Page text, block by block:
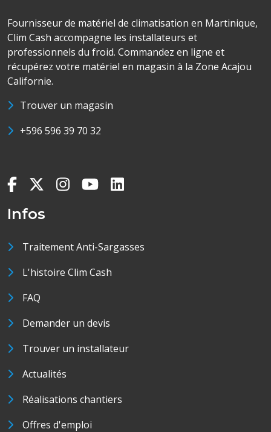
Fournisseur de matériel de climatisation en Martinique,
Clim Cash accompagne les installateurs et
professionnels du froid. Commandez en ligne et
récupérez votre matériel en magasin à la Zone Acajou
Californie.
Trouver un magasin
+596 596 39 70 32
Infos
Traitement Anti-Sargasses
L'histoire Clim Cash
FAQ
Demander un devis
Trouver un installateur
Actualités
Réalisations chantiers
Offres d'emploi